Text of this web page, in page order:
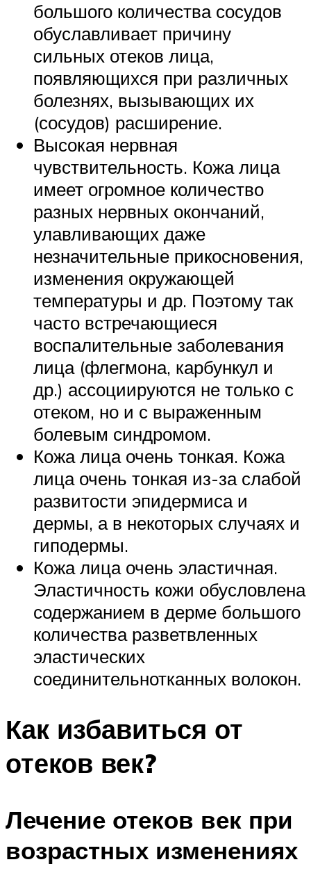
большого количества сосудов
обуславливает причину
сильных отеков лица,
появляющихся при различных
болезнях, вызывающих их
(сосудов) расширение.
Высокая нервная
чувствительность. Кожа лица
имеет огромное количество
разных нервных окончаний,
улавливающих даже
незначительные прикосновения,
изменения окружающей
температуры и др. Поэтому так
часто встречающиеся
воспалительные заболевания
лица (флегмона, карбункул и
др.) ассоциируются не только с
отеком, но и с выраженным
болевым синдромом.
Кожа лица очень тонкая. Кожа
лица очень тонкая из-за слабой
развитости эпидермиса и
дермы, а в некоторых случаях и
гиподермы.
Кожа лица очень эластичная.
Эластичность кожи обусловлена
содержанием в дерме большого
количества разветвленных
эластических
соединительнотканных волокон.
Как избавиться от
отеков век?
Лечение отеков век при
возрастных изменениях